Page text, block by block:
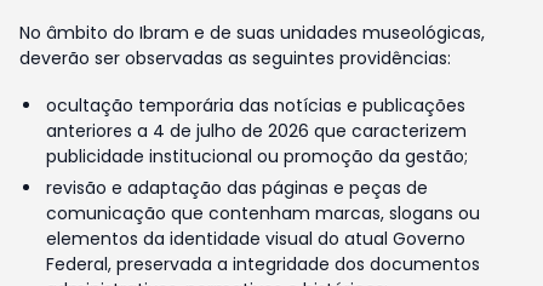
No âmbito do Ibram e de suas unidades museológicas,
deverão ser observadas as seguintes providências:
ocultação temporária das notícias e publicações
anteriores a 4 de julho de 2026 que caracterizem
publicidade institucional ou promoção da gestão;
revisão e adaptação das páginas e peças de
comunicação que contenham marcas, slogans ou
elementos da identidade visual do atual Governo
Federal, preservada a integridade dos documentos